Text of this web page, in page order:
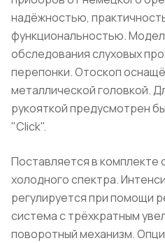
надёжностью,
функциональностью.
обследования слуховых
перепонки. Отоскоп
металлической головкой.
рукояткой предусмотрен
"Click".
Поставляется в комплекте
холодного спектра.
регулируется при помощи
система с трёхкратным
поворотный механизм.